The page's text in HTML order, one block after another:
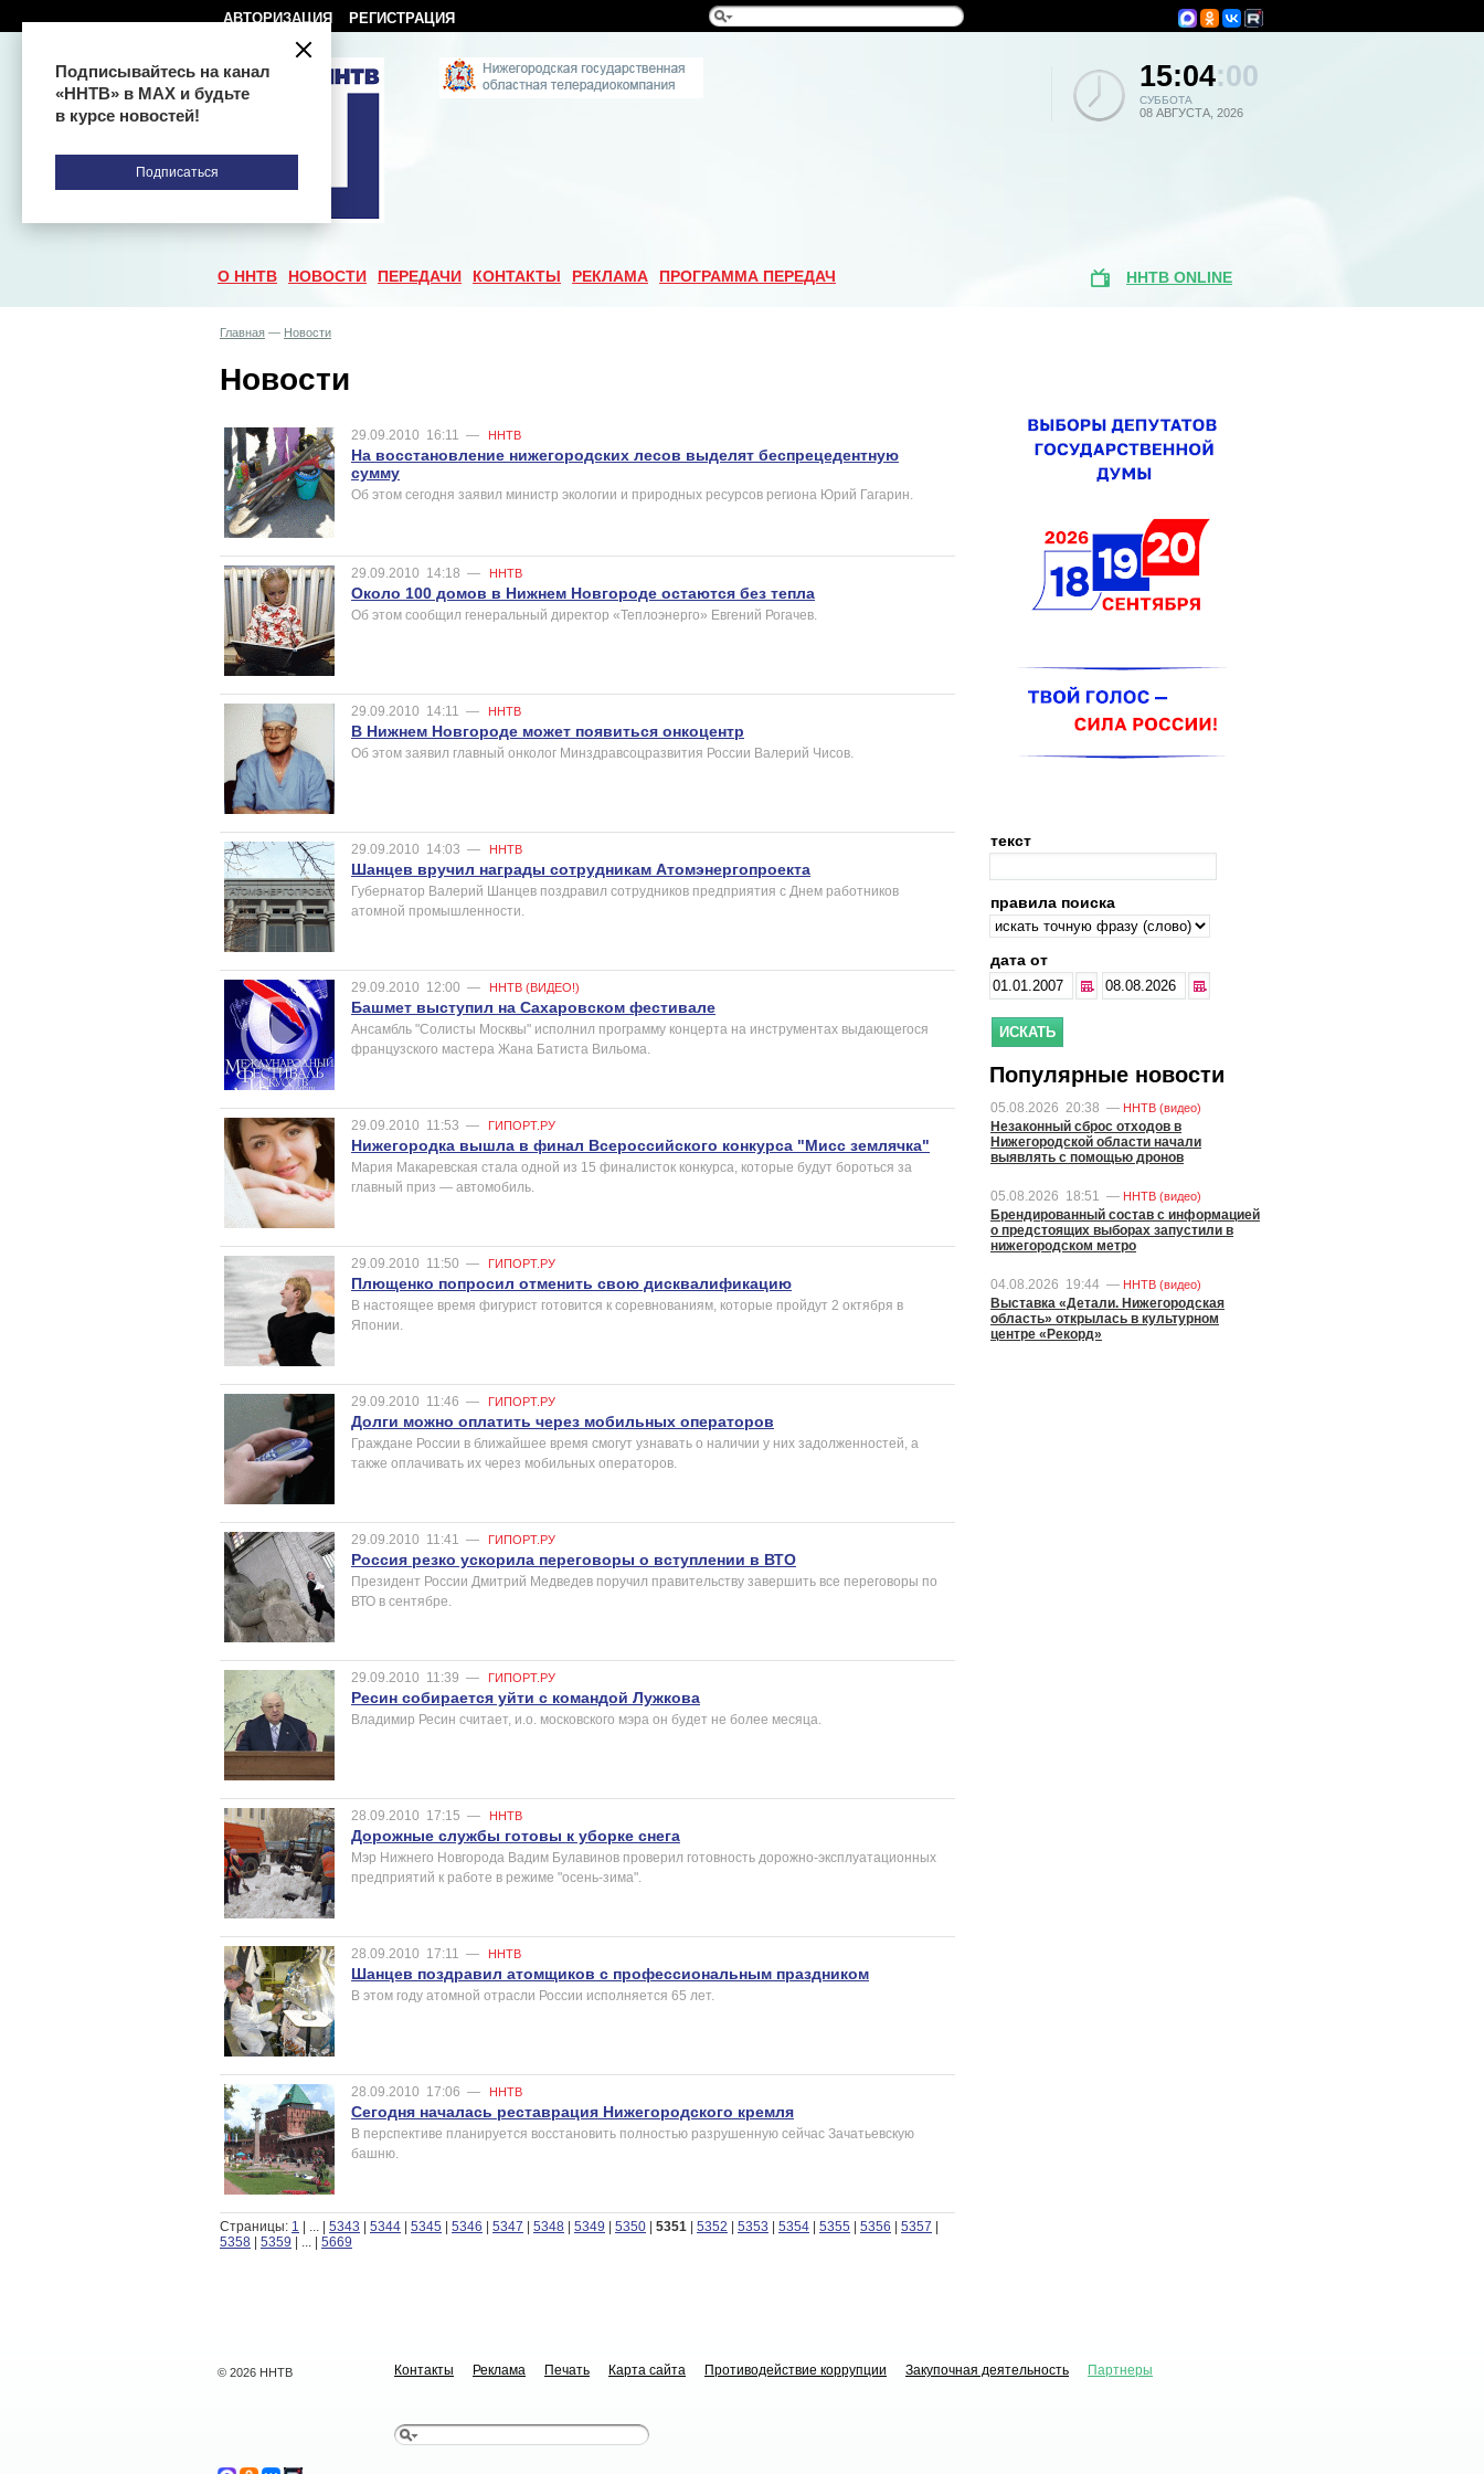
АВТОРИЗАЦИЯ РЕГИСТРАЦИЯ
15:04:00
СУББОТА
08 АВГУСТА, 2026
О ННТВ НОВОСТИ ПЕРЕДАЧИ КОНТАКТЫ РЕКЛАМА ПРОГРАММА ПЕРЕДАЧ ННТВ ONLINE
Главная — Новости
Новости
29.09.2010 16:11 — ННТВ
На восстановление нижегородских лесов выделят беспрецедентную
сумму
Об этом сегодня заявил министр экологии и природных ресурсов региона Юрий Гагарин.
29.09.2010 14:18 — ННТВ
Около 100 домов в Нижнем Новгороде остаются без тепла
Об этом сообщил генеральный директор «Теплоэнерго» Евгений Рогачев.
29.09.2010 14:11 — ННТВ
В Нижнем Новгороде может появиться онкоцентр
Об этом заявил главный онколог Минздравсоцразвития России Валерий Чисов.
29.09.2010 14:03 — ННТВ
Шанцев вручил награды сотрудникам Атомэнергопроекта
Губернатор Валерий Шанцев поздравил сотрудников предприятия с Днем работников
атомной промышленности.
29.09.2010 12:00 — ННТВ (ВИДЕО!)
Башмет выступил на Сахаровском фестивале
Ансамбль "Солисты Москвы" исполнил программу концерта на инструментах выдающегося
французского мастера Жана Батиста Вильома.
29.09.2010 11:53 — ГИПОРТ.РУ
Нижегородка вышла в финал Всероссийского конкурса "Мисс землячка"
Мария Макаревская стала одной из 15 финалисток конкурса, которые будут бороться за
главный приз — автомобиль.
29.09.2010 11:50 — ГИПОРТ.РУ
Плющенко попросил отменить свою дисквалификацию
В настоящее время фигурист готовится к соревнованиям, которые пройдут 2 октября в
Японии.
29.09.2010 11:46 — ГИПОРТ.РУ
Долги можно оплатить через мобильных операторов
Граждане России в ближайшее время смогут узнавать о наличии у них задолженностей, а
также оплачивать их через мобильных операторов.
29.09.2010 11:41 — ГИПОРТ.РУ
Россия резко ускорила переговоры о вступлении в ВТО
Президент России Дмитрий Медведев поручил правительству завершить все переговоры по
ВТО в сентябре.
29.09.2010 11:39 — ГИПОРТ.РУ
Ресин собирается уйти с командой Лужкова
Владимир Ресин считает, и.о. московского мэра он будет не более месяца.
28.09.2010 17:15 — ННТВ
Дорожные службы готовы к уборке снега
Мэр Нижнего Новгорода Вадим Булавинов проверил готовность дорожно-эксплуатационных
предприятий к работе в режиме "осень-зима".
28.09.2010 17:11 — ННТВ
Шанцев поздравил атомщиков с профессиональным праздником
В этом году атомной отрасли России исполняется 65 лет.
28.09.2010 17:06 — ННТВ
Сегодня началась реставрация Нижегородского кремля
В перспективе планируется восстановить полностью разрушенную сейчас Зачатьевскую
башню.
Страницы: 1 | | 5343 | 5344 | 5345 | 5346 | 5347 | 5348 | 5349 | 5350 | 5351 | 5352 | 5353 | 5354 | 5355 | 5356 | 5357 |
5358 | 5359 | | 5669
текст
правила поиска
дата от
... ...
Популярные новости
05.08.2026 20:38 — ННТВ (видео)
Незаконный сброс отходов в
Нижегородской области начали
выявлять с помощью дронов
05.08.2026 18:51 — ННТВ (видео)
Брендированный состав с информацией
о предстоящих выборах запустили в
нижегородском метро
04.08.2026 19:44 — ННТВ (видео)
Выставка «Детали. Нижегородская
область» открылась в культурном
центре «Рекорд»
© 2026 ННТВ Контакты Реклама Печать Карта сайта Противодействие коррупции Закупочная деятельность Партнеры
Подписывайтесь на канал
«ННТВ» в МАХ и будьте
в курсе новостей!
Подписаться